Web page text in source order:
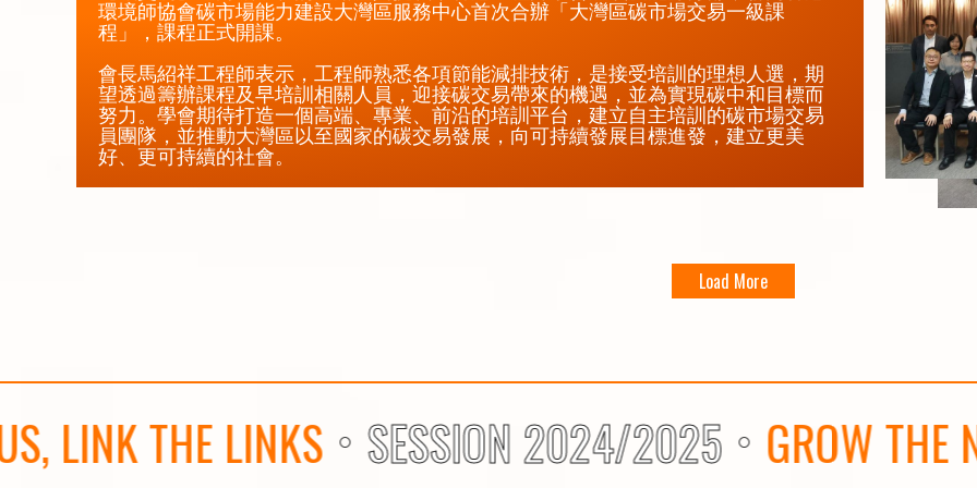
環境師協會碳市場能力建設大灣區服務中心首次合辦「大灣區碳市場交易一級課
程」，課程正式開課。
會長馬紹祥工程師表示，工程師熟悉各項節能減排技術，是接受培訓的理想人選，期
望透過籌辦課程及早培訓相關人員，迎接碳交易帶來的機遇，並為實現碳中和目標而
努力。學會期待打造一個高端、專業、前沿的培訓平台，建立自主培訓的碳市場交易
員團隊，並推動大灣區以至國家的碳交易發展，向可持續發展目標進發，建立更美
好、更可持續的社會。
Load More
THE LINKS SESSION 2024/2025 GROW THE